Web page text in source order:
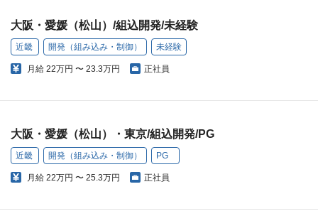
大阪・愛媛（松山）/組込開発/未経験
近畿 開発（組み込み・制御） 未経験
月給 22万円 〜 23.3万円 正社員
大阪・愛媛（松山）・東京/組込開発/PG
近畿 開発（組み込み・制御） PG
月給 22万円 〜 25.3万円 正社員